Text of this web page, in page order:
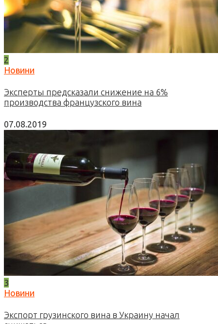
2
Новини
Эксперты предсказали снижение на 6%
производства французского вина
07.08.2019
3
Новини
Экспорт грузинского вина в Украину начал